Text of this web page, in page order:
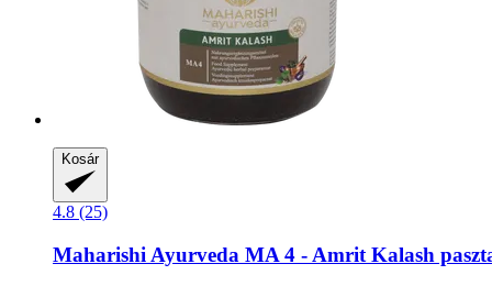
Kosár
4.8 (25)
Maharishi Ayurveda MA 4 -​ Amrit Kalash